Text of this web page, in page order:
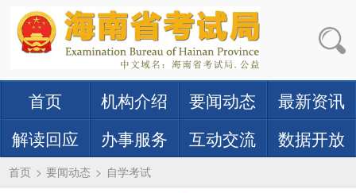
首页 机构介绍 要闻动态
最新资讯
解读回应
办事服务 互动交流 数据开放
首页 > 要闻动态 > 自学考试